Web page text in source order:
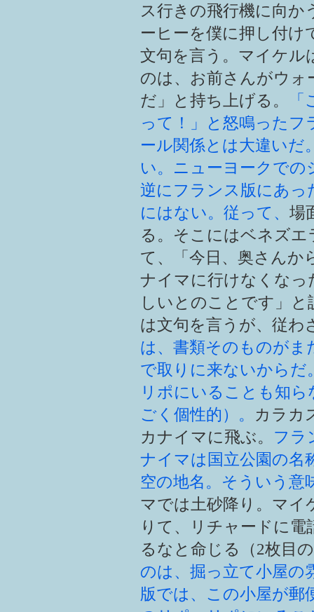
ス行きの飛行機に向か
ーヒーを僕に押し付け
文句を言う。マイケル
のは、お前さんがウォ
だ」と持ち上げる。
って！」と怒鳴った
ール関係とは大違いだ
い。ニューヨークで
逆にフランス版にあっ
にはない。従って、 場
る。そこにはベネズ
て、「今日、奥さんか
ナイマに行けなくな
しいとのことです」
は文句を言うが、従わ
は、書類そのものがま
で取りに来ないからだ
リポにいることも知
ごく個性的）。
カラカ
カナイマに飛ぶ。 フラ
ナイマは国立公園の名
空の地名。そういう意
マでは土砂降り。マイ
りて、リチャードに
るなと命じる（2枚目
のは、掘っ立て小屋の
版では、この小屋が郵